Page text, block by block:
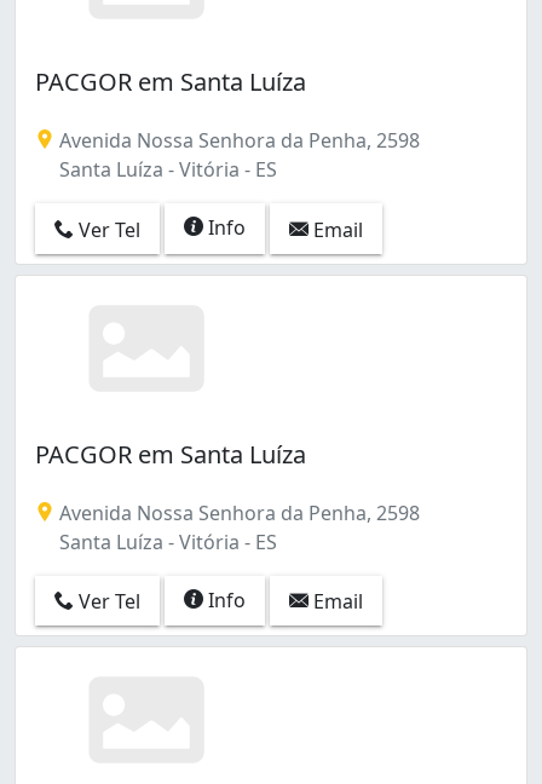
PACGOR em Santa Luíza
Avenida Nossa Senhora da Penha, 2598
Santa Luíza - Vitória - ES
Ver Tel Info Email
PACGOR em Santa Luíza
Avenida Nossa Senhora da Penha, 2598
Santa Luíza - Vitória - ES
Ver Tel Info Email